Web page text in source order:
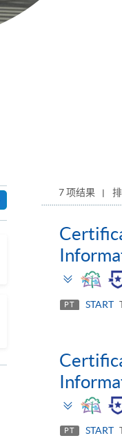
7 项结果
panel
PT START
panel
PT START